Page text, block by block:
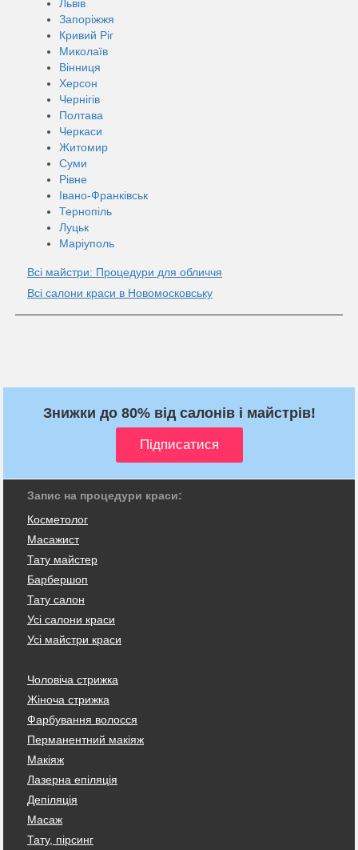
Львів
Запоріжжя
Кривий Ріг
Миколаїв
Вінниця
Херсон
Чернігів
Полтава
Черкаси
Житомир
Суми
Рівне
Івано-Франківськ
Тернопіль
Луцьк
Маріуполь
Всі майстри: Процедури для обличчя
Всі салони краси в Новомосковську
Знижки до 80% від салонів і майстрів!
Запис на процедури краси:
Косметолог
Масажист
Тату майстер
Барбершоп
Тату салон
Усі салони краси
Усі майстри краси
Чоловіча стрижка
Жіноча стрижка
Фарбування волосся
Перманентний макіяж
Макіяж
Лазерна епіляція
Депіляція
Масаж
Тату, пірсинг